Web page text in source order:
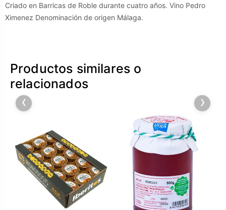
Criado en Barricas de Roble durante cuatro años. Vino Pedro
Ximenez Denominación de origen Málaga.
Productos similares o
relacionados
‹ ›